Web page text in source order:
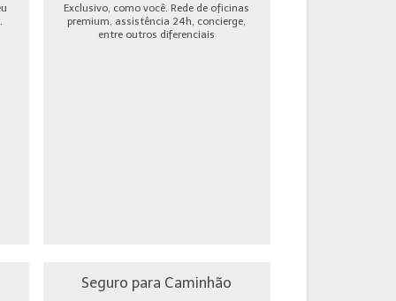
Exclusivo, como você. Rede de oficinas
premium, assistência 24h, concierge,
entre outros diferenciais
Seguro para Caminhão